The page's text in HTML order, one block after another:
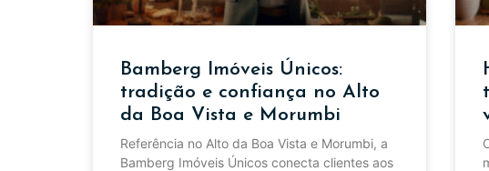
Bamberg Imóveis Únicos:
tradição e confiança no Alto
da Boa Vista e Morumbi
Referência no Alto da Boa Vista e Morumbi, a
Bamberg Imóveis Únicos conecta clientes aos